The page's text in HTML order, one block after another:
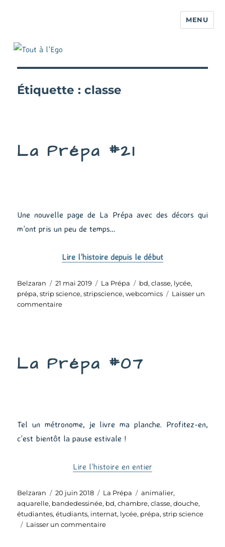
MENU
Étiquette :classe
La Prépa #21
Une nouvelle page de La Prépa avec des décors qui
m’ont pris un peu de temps…
Lire l’histoire depuis le début
Auteur
Belzaran
Publié
le
21 mai 2019 Catégories
La Prépa Étiquettes
bd,classe, lycée,
prépa,strip science,stripscience,webcomics
Laisser un
commentairesur
La Prépa #07
Tel un métronome, je livre ma planche. Profitez-en,
c’est bientôt la pause estivale !
Lire l’histoire en entier
Auteur
Belzaran
Publié
le
20 juin 2018 Catégories
La Prépa Étiquettes
animalier,
aquarelle, bandedessinée, bd,chambre,classe,douche,
étudiantes,étudiants, internat, lycée, prépa,strip science
Laisser un commentairesur